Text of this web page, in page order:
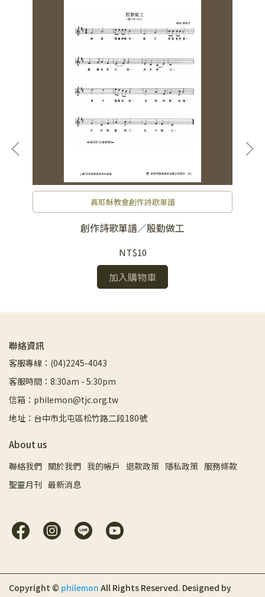
真耶穌教會創作詩歌單譜
創作詩歌單譜／殷勤做工
NT$10
加入購物車
聯絡資訊
客服專線：(04)2245-4043
客服時間：8:30am - 5:30pm
信箱：philemon@tjc.org.tw
地址：台中市北屯區松竹路二段180號
About us
聯絡我們 關於我們 我的帳戶 退款政策 隱私政策 服務條款
聖靈月刊 最新消息
Copyright © philemon All Rights Reserved. Designed by